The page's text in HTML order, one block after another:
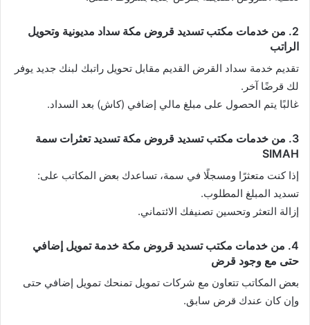
2. من خدمات مكتب تسديد قروض مكة سداد مديونية وتحويل
الراتب
تقديم خدمة سداد القرض القديم مقابل تحويل راتبك لبنك جديد يوفر
لك قرضًا آخر.
غالبًا يتم الحصول على مبلغ مالي إضافي (كاش) بعد السداد.
3. من خدمات مكتب تسديد قروض مكة تسديد تعثرات سمة
SIMAH
إذا كنت متعثرًا ومسجلًا في سمة، تساعدك بعض المكاتب على:
تسديد المبلغ المطلوب.
إزالة التعثر وتحسين تصنيفك الائتماني.
4. من خدمات مكتب تسديد قروض مكة خدمة تمويل إضافي
حتى مع وجود قرض
بعض المكاتب تتعاون مع شركات تمويل تمنحك تمويل إضافي حتى
وإن كان عندك قرض سابق.